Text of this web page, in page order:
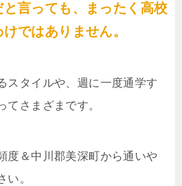
言っても、まったく高校
ではありません。
スタイルや、週に一度通学す
てさまざまです。
度＆中川郡美深町から通いや
い。